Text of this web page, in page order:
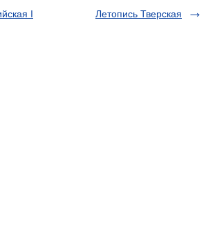
I
Летопись Тверская